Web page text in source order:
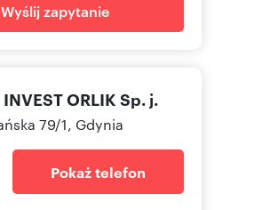
Wyślij zapytanie
INVEST ORLIK Sp. j.
79/1, Gdynia
Pokaż telefon